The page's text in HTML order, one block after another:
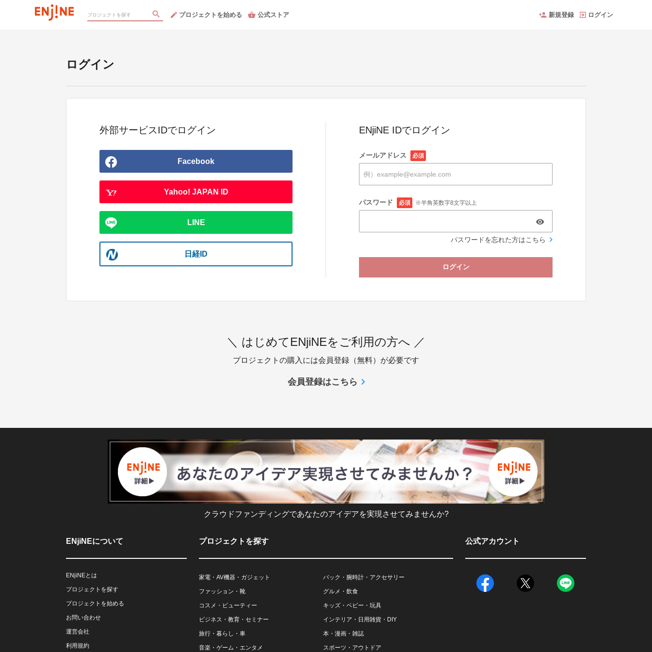
プロジェクトを始める 公式ストア 新規登録 ログイン
ログイン
外部サービスIDでログイン
Facebook
Yahoo! JAPAN ID
LINE
日経ID
ENjiNE IDでログイン
メールアドレス 必須
パスワード 必須 ※半角英数字8文字以上
パスワードを忘れた方はこちら
ログイン
＼ はじめてENjiNEをご利用の方へ ／
プロジェクトの購入には会員登録（無料）が必要です
会員登録はこちら
クラウドファンディングであなたのアイデアを実現させてみませんか?
ENjiNEについて
ENjiNEとは
プロジェクトを探す
プロジェクトを始める
お問い合わせ
運営会社
利用規約
プロジェクトを探す
家電・AV機器・ガジェット バック・腕時計・アクセサリー
ファッション・靴 グルメ・飲食
コスメ・ビューティー キッズ・ベビー・玩具
ビジネス・教育・セミナー インテリア・日用雑貨・DIY
旅行・暮らし・車 本・漫画・雑誌
音楽・ゲーム・エンタメ スポーツ・アウトドア
公式アカウント